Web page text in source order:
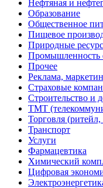
Нефтяная и
Образование
Общественное
Пищевое
Природные
Промышленность
Прочее
Реклама,
Страховые
Строительство и
ТМТ
Торговля
Транспорт
Услуги
Фармацевтика
Химический
Цифровая